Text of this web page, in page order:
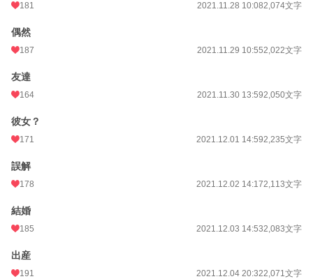
181 2021.11.28 10:082,074文字
偶然
187 2021.11.29 10:552,022文字
友達
164 2021.11.30 13:592,050文字
彼女？
171 2021.12.01 14:592,235文字
誤解
178 2021.12.02 14:172,113文字
結婚
185 2021.12.03 14:532,083文字
出産
191 2021.12.04 20:322,071文字